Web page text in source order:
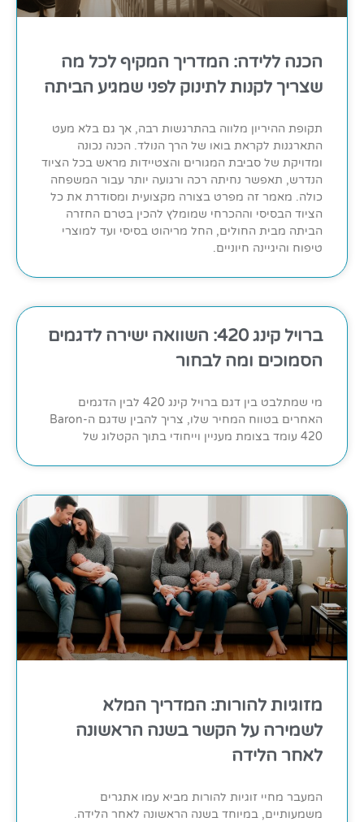
הכנה ללידה: המדריך המקיף לכל מה
שצריך לקנות לתינוק לפני שמגיע הביתה
תקופת ההיריון מלווה בהתרגשות רבה, אך גם בלא מעט
התארגנות לקראת בואו של הרך הנולד. הכנה נכונה
ומדויקת של סביבת המגורים והצטיידות מראש בכל הציוד
הנדרש, תאפשר נחיתה רכה ורגועה יותר עבור המשפחה
כולה. מאמר זה מפרט בצורה מקצועית ומסודרת את כל
הציוד הבסיסי וההכרחי שמומלץ להכין בטרם החזרה
הביתה מבית החולים, החל מריהוט בסיסי ועד למוצרי
טיפוח והיגיינה חיוניים.
ברויל קינג 420: השוואה ישירה לדגמים
הסמוכים ומה לבחור
מי שמתלבט בין דגם ברויל קינג 420 לבין הדגמים
האחרים בטווח המחיר שלו, צריך להבין שדגם ה-Baron
420 עומד בצומת מעניין וייחודי בתוך הקטלוג של
מזוגיות להורות: המדריך המלא
לשמירה על הקשר בשנה הראשונה
לאחר הלידה
המעבר מחיי זוגיות להורות מביא עמו אתגרים
משמעותיים, במיוחד בשנה הראשונה לאחר הלידה.